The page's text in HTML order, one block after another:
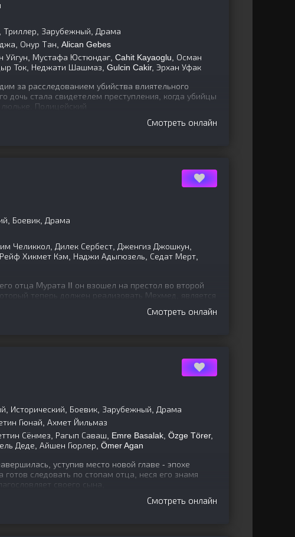
Триллер, Зарубежный, Драма
Онур Тан, Alican Gebes
Уйгун, Мустафа Юстюндаг, Cahit Kayaoglu, Осман
Ток, Неджати Шашмаз, Gulcin Cakir, Эрхан Уфак
за расследованием убийства влиятельного
дочь стала свидетелем преступления, когда убийцы
люльке. Полицейский
Смотреть онлайн
Боевик, Драма
Челиккол, Дилек Сербест, Дженгиз Джошкун,
Хикмет Кэм, Наджи Адыгюзель, Седат Мерт,
отца Мурата II он взошел на престол во второй
теперь должен реализовать Мехмед, является
последней
Смотреть онлайн
Исторический, Боевик, Зарубежный, Драма
Гюнай, Ахмет Йильмаз
Сёнмез, Рагып Саваш, Emre Basalak, Özge Törer,
Деде, Айшен Гюрлер, Ömer Agan
уступив место новой главе - эпохе
следовать по стопам отца, неся его знамя
своего сына,
Смотреть онлайн